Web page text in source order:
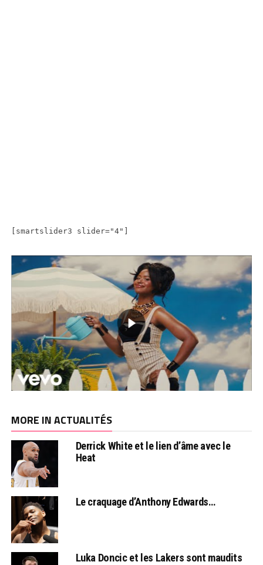
[smartslider3 slider="4"]
MORE IN ACTUALITÉS
Derrick White et le lien d’âme avec le
Heat
Le craquage d’Anthony Edwards…
Luka Doncic et les Lakers sont maudits